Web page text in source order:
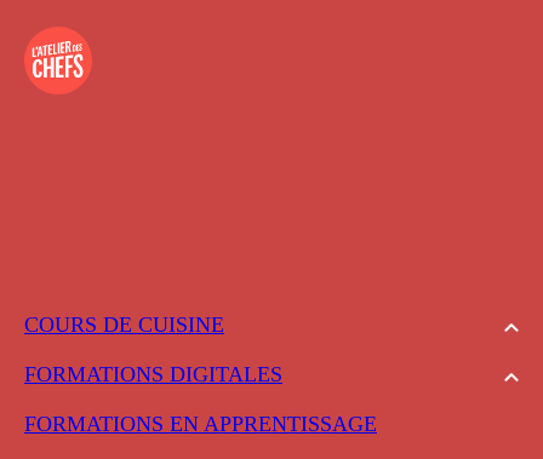
COURS DE CUISINE
FORMATIONS DIGITALES
FORMATIONS EN APPRENTISSAGE